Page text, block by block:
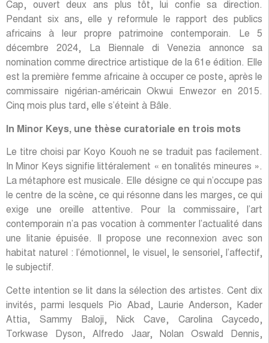
Cap, ouvert deux ans plus tôt, lui confie sa direction.
Pendant six ans, elle y reformule le rapport des publics
africains à leur propre patrimoine contemporain. Le 5
décembre 2024, La Biennale di Venezia annonce sa
nomination comme directrice artistique de la 61e édition. Elle
est la première femme africaine à occuper ce poste, après le
commissaire nigérian-américain Okwui Enwezor en 2015.
Cinq mois plus tard, elle s’éteint à Bâle.
In Minor Keys, une thèse curatoriale en trois mots
Le titre choisi par Koyo Kouoh ne se traduit pas facilement.
In Minor Keys signifie littéralement « en tonalités mineures ».
La métaphore est musicale. Elle désigne ce qui n’occupe pas
le centre de la scène, ce qui résonne dans les marges, ce qui
exige une oreille attentive. Pour la commissaire, l’art
contemporain n’a pas vocation à commenter l’actualité dans
une litanie épuisée. Il propose une reconnexion avec son
habitat naturel : l’émotionnel, le visuel, le sensoriel, l’affectif,
le subjectif.
Cette intention se lit dans la sélection des artistes. Cent dix
invités, parmi lesquels Pio Abad, Laurie Anderson, Kader
Attia, Sammy Baloji, Nick Cave, Carolina Caycedo,
Torkwase Dyson, Alfredo Jaar, Nolan Oswald Dennis,